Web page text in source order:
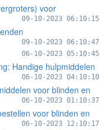
voor
09-10-2023 06:10:15
09-10-2023 06:10:47
06-10-2023 05:10:45
Handige hulpmiddelen
06-10-2023 04:10:10
voor blinden en
06-10-2023 01:10:37
voor blinden en
06-10-2023 12:10:17